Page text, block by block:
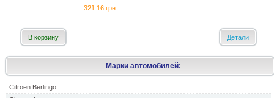
Марки автомобилей:
Citroen Berlingo
321.16 грн.
В корзину Детали